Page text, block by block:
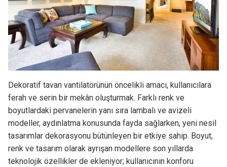
Dekoratif tavan vantilatörünün öncelikli amacı, kullanıcılara
ferah ve serin bir mekân oluşturmak. Farklı renk ve
boyutlardaki pervanelerin yanı sıra lambalı ve avizeli
modeller, aydınlatma konusunda fayda sağlarken, yeni nesil
tasarımlar dekorasyonu bütünleyen bir etkiye sahip. Boyut,
renk ve tasarım olarak ayrışan modellere son yıllarda
teknolojik özellikler de ekleniyor; kullanıcının konforu